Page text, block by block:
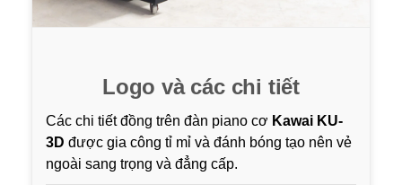
Logo và các chi tiết
Các chi tiết đồng trên đàn piano cơ Kawai KU-
3D được gia công tỉ mỉ và đánh bóng tạo nên vẻ
ngoài sang trọng và đẳng cấp.